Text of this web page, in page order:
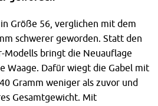
Größe 56, verglichen mit dem
schwerer geworden. Statt den
Modells bringt die Neuauflage
Waage. Dafür wiegt die Gabel mit
Gramm weniger als zuvor und
Gesamtgewicht. Mit